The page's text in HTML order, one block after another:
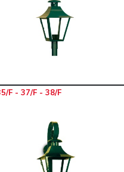
F - 37/F - 38/F